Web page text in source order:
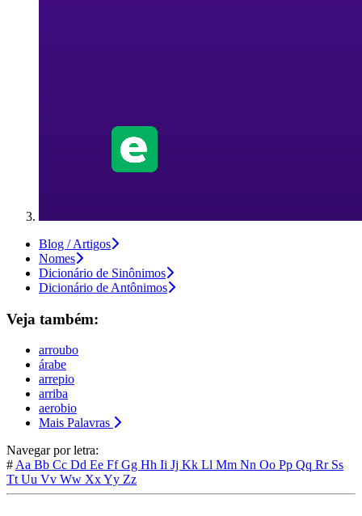
Blog / Artigos
Nomes
Dicionário de Sinônimos
Dicionário de Antônimos
Veja também:
arroubo
árabe
arrepio
arriba
aerobio
Mais Palavras
Navegar por letra:
#Aa Bb Cc Dd Ee FfGg Hh Ii Jj Kk Ll Mm Nn Oo Pp Qq Rr Ss
TtUu Vv Ww XxYy Zz